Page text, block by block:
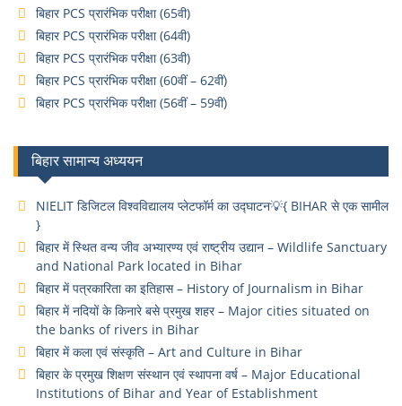
बिहार PCS प्रारंभिक परीक्षा (65वी)
बिहार PCS प्रारंभिक परीक्षा (64वी)
बिहार PCS प्रारंभिक परीक्षा (63वी)
बिहार PCS प्रारंभिक परीक्षा (60वीं – 62वीं)
बिहार PCS प्रारंभिक परीक्षा (56वीं – 59वीं)
बिहार सामान्य अध्ययन
NIELIT डिजिटल विश्वविद्यालय प्लेटफॉर्म का उद्घाटन💡{ BIHAR से एक सामील
}
बिहार में स्थित वन्य जीव अभ्यारण्य एवं राष्ट्रीय उद्यान – Wildlife Sanctuary
and National Park located in Bihar
बिहार में पत्रकारिता का इतिहास – History of Journalism in Bihar
बिहार में नदियों के किनारे बसे प्रमुख शहर – Major cities situated on
the banks of rivers in Bihar
बिहार में कला एवं संस्कृति – Art and Culture in Bihar
बिहार के प्रमुख शिक्षण संस्थान एवं स्थापना वर्ष – Major Educational
Institutions of Bihar and Year of Establishment